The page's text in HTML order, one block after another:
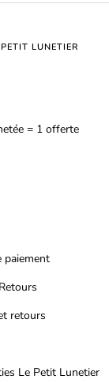
LUNETIER
= 1 offerte
paiement
retours
Le Petit Lunetier